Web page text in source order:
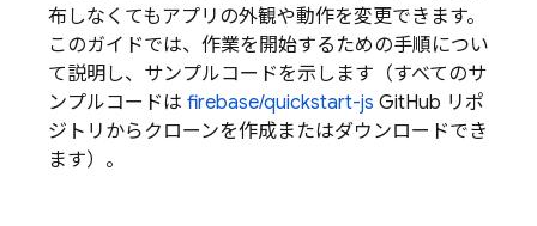
布しなくてもアプリの外観や動作を変更できます。
このガイドでは、作業を開始するための手順につい
て説明し、サンプルコードを示します（すべてのサ
ンプルコードは firebase/quickstart-js GitHub リポ
ジトリからクローンを作成またはダウンロードでき
ます）。